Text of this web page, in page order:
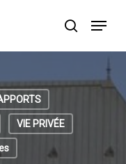
recherche
Menu
VIE PRIVÉE